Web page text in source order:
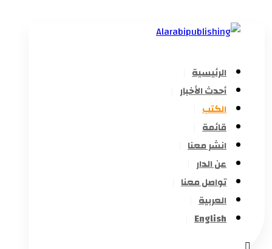
الرئيسية
أحدث الأخبار
الكتب
قائمة
انشر معنا
عن الدار
تواصل معنا
العربية
English